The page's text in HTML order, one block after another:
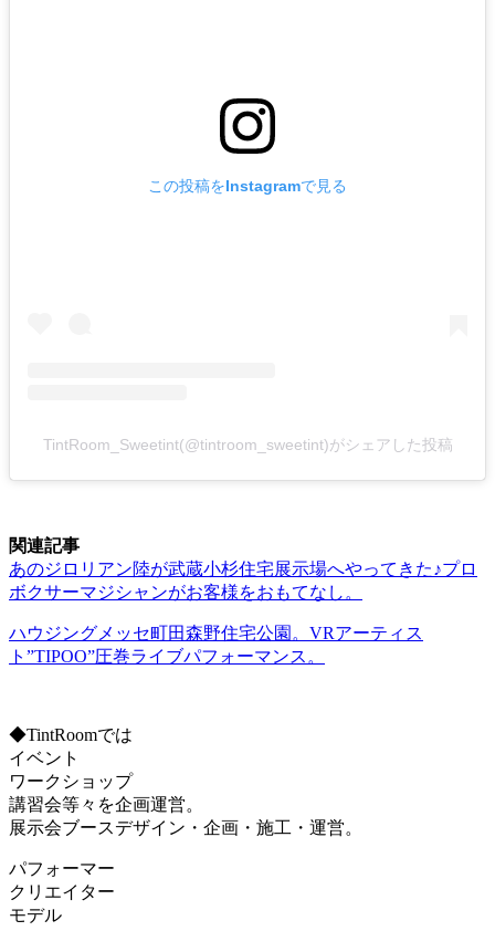
この投稿をInstagramで見る
TintRoom_Sweetint(@tintroom_sweetint)がシェアした投稿
関連記事
あのジロリアン陸が武蔵小杉住宅展示場へやってきた♪プロ
ボクサーマジシャンがお客様をおもてなし。
ハウジングメッセ町田森野住宅公園。VRアーティス
ト”TIPOO”圧巻ライブパフォーマンス。
◆TintRoomでは
イベント
ワークショップ
講習会等々を企画運営。
展示会ブースデザイン・企画・施工・運営。
パフォーマー
クリエイター
モデル